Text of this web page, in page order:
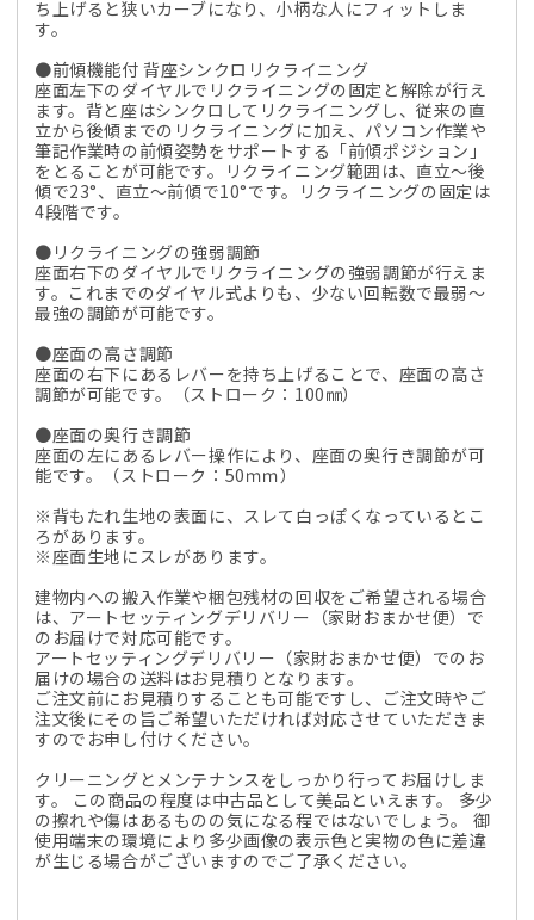
ち上げると狭いカーブになり、小柄な人にフィットしま
す。
●前傾機能付 背座シンクロリクライニング
座面左下のダイヤルでリクライニングの固定と解除が行え
ます。背と座はシンクロしてリクライニングし、従来の直
立から後傾までのリクライニングに加え、パソコン作業や
筆記作業時の前傾姿勢をサポートする「前傾ポジション」
をとることが可能です。リクライニング範囲は、直立～後
傾で23°、直立～前傾で10°です。リクライニングの固定は
4段階です。
●リクライニングの強弱調節
座面右下のダイヤルでリクライニングの強弱調節が行えま
す。これまでのダイヤル式よりも、少ない回転数で最弱～
最強の調節が可能です。
●座面の高さ調節
座面の右下にあるレバーを持ち上げることで、座面の高さ
調節が可能です。（ストローク：100㎜）
●座面の奥行き調節
座面の左にあるレバー操作により、座面の奥行き調節が可
能です。（ストローク：50ｍｍ）
※背もたれ生地の表面に、スレて白っぽくなっているとこ
ろがあります。
※座面生地にスレがあります。
建物内への搬入作業や梱包残材の回収をご希望される場合
は、アートセッティングデリバリー（家財おまかせ便）で
のお届けで対応可能です。
アートセッティングデリバリー（家財おまかせ便）でのお
届けの場合の送料はお見積りとなります。
ご注文前にお見積りすることも可能ですし、ご注文時やご
注文後にその旨ご希望いただければ対応させていただきま
すのでお申し付けください。
クリーニングとメンテナンスをしっかり行ってお届けしま
す。 この商品の程度は中古品として美品といえます。 多少
の擦れや傷はあるものの気になる程ではないでしょう。 御
使用端末の環境により多少画像の表示色と実物の色に差違
が生じる場合がございますのでご了承ください。